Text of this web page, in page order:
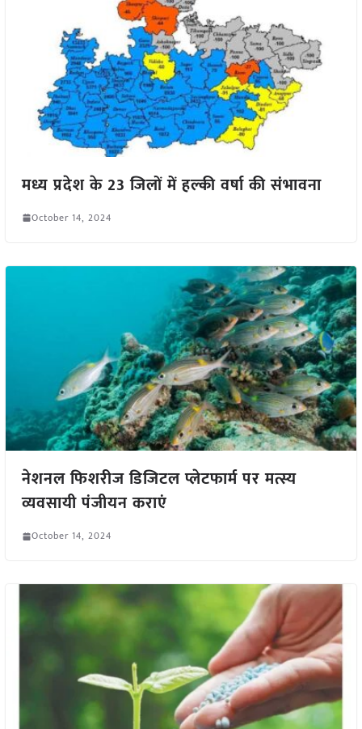
मध्य प्रदेश के 23 जिलों में हल्की वर्षा की संभावना
October 14, 2024
नेशनल फिशरीज डिजिटल प्लेटफार्म पर मत्स्य
व्यवसायी पंजीयन कराएं
October 14, 2024